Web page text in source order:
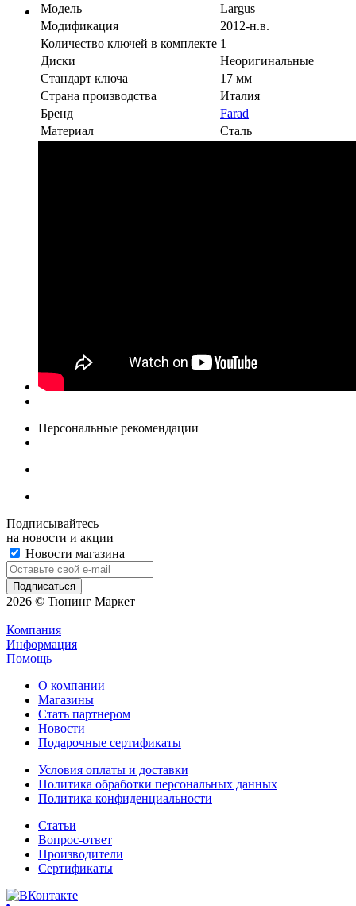
Модель
Largus
Модификация
2012-н.в.
Количество ключей в комплекте 1
Диски
Неоригинальные
Стандарт ключа
17 мм
Страна производства
Италия
Бренд
Farad
Материал
Сталь
Персональные рекомендации
Подписывайтесь
на новости и акции
Новости магазина
2026 © Тюнинг Маркет
Компания
Информация
Помощь
О компании
Магазины
Стать партнером
Новости
Подарочные сертификаты
Условия оплаты и доставки
Политика обработки персональных данных
Политика конфиденциальности
Статьи
Вопрос-ответ
Производители
Сертификаты